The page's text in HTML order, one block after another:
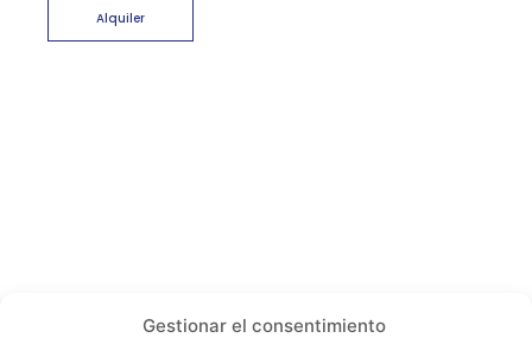
Gestionar el consentimiento
Alquiler